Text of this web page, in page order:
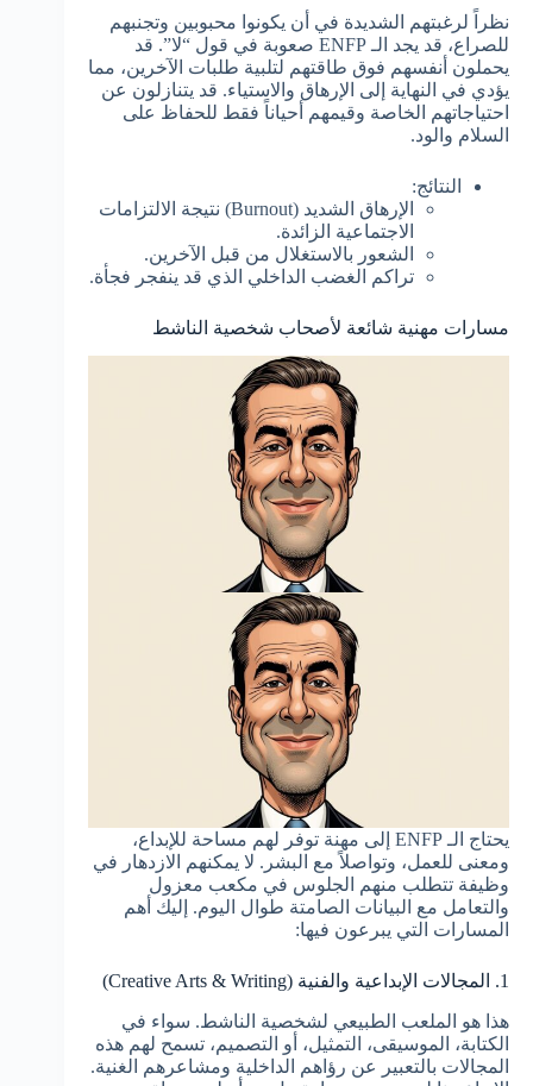
نظراً لرغبتهم الشديدة في أن يكونوا محبوبين وتجنبهم
للصراع، قد يجد الـ ENFP صعوبة في قول “لا”. قد
يحملون أنفسهم فوق طاقتهم لتلبية طلبات الآخرين، مما
يؤدي في النهاية إلى الإرهاق والاستياء. قد يتنازلون عن
احتياجاتهم الخاصة وقيمهم أحياناً فقط للحفاظ على
السلام والود.
النتائج:
الإرهاق الشديد (Burnout) نتيجة الالتزامات
الاجتماعية الزائدة.
الشعور بالاستغلال من قبل الآخرين.
تراكم الغضب الداخلي الذي قد ينفجر فجأة.
مسارات مهنية شائعة لأصحاب شخصية الناشط
يحتاج الـ ENFP إلى مهنة توفر لهم مساحة للإبداع،
ومعنى للعمل، وتواصلاً مع البشر. لا يمكنهم الازدهار في
وظيفة تتطلب منهم الجلوس في مكعب معزول
والتعامل مع البيانات الصامتة طوال اليوم. إليك أهم
المسارات التي يبرعون فيها:
1. المجالات الإبداعية والفنية (Creative Arts & Writing)
هذا هو الملعب الطبيعي لشخصية الناشط. سواء في
الكتابة، الموسيقى، التمثيل، أو التصميم، تسمح لهم هذه
المجالات بالتعبير عن رؤاهم الداخلية ومشاعرهم الغنية.